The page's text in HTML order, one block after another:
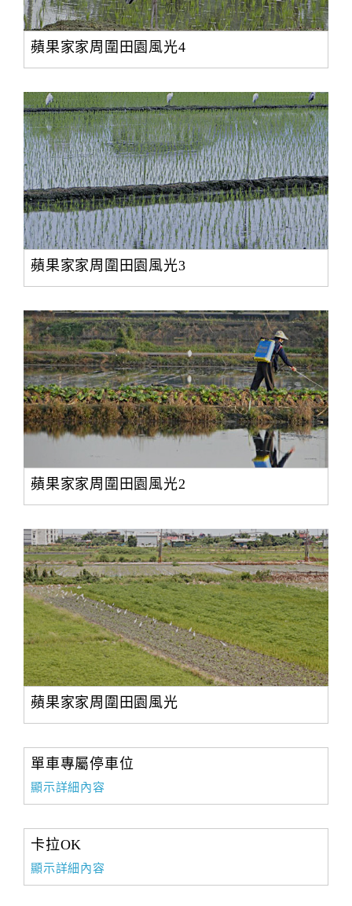
蘋果家家周圍田園風光4
蘋果家家周圍田園風光3
蘋果家家周圍田園風光2
蘋果家家周圍田園風光
單車專屬停車位
顯示詳細內容
卡拉OK
顯示詳細內容